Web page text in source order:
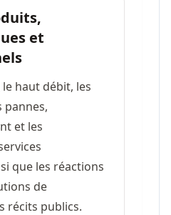
et
le haut débit, les
pannes,
et les
que les réactions
de
récits publics.